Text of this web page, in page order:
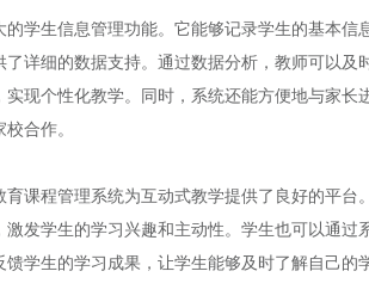
生信息管理功能。它能够记录学生的基本信
了详细的数据支持。通过数据分析，教师可以及
实现个性化教学。同时，系统还能方便地与家长
合作。
程管理系统为互动式教学提供了良好的平台
激发学生的学习兴趣和主动性。学生也可以通过
学生的学习成果，让学生能够及时了解自己的